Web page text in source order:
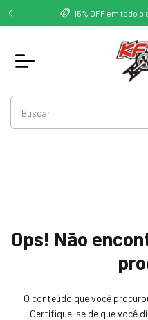
- 15% OFF em todo
Ops! Não
O conteúdo que você
Certifique-se de que você